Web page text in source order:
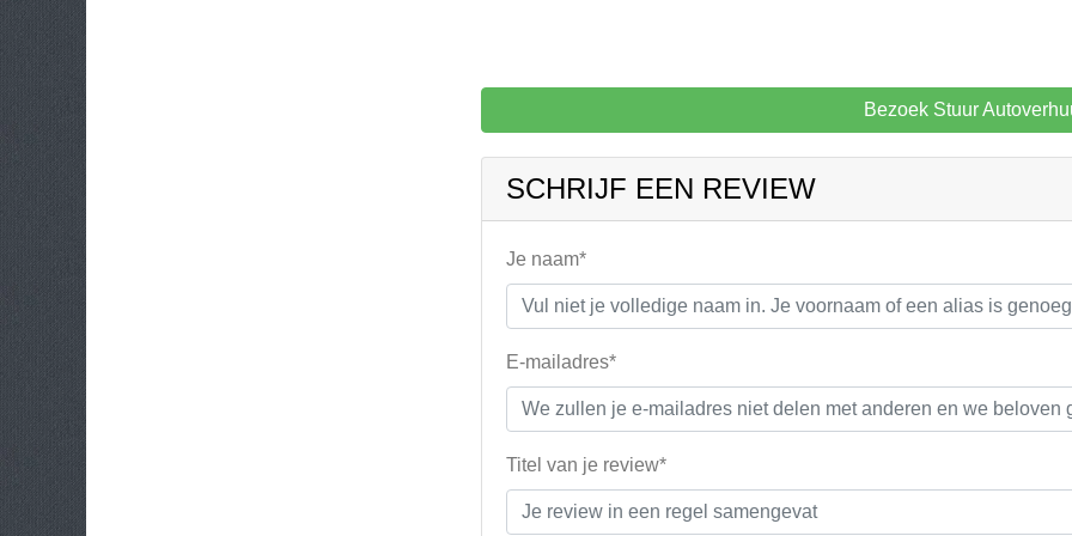
Bezoek Stuur
SCHRIJF EEN REVIEW
Je naam*
E-mailadres*
Titel van je review*